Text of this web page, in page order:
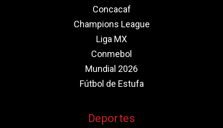
Concacaf
Champions League
Liga MX
Conmebol
Mundial 2026
Fútbol de Estufa
Deportes